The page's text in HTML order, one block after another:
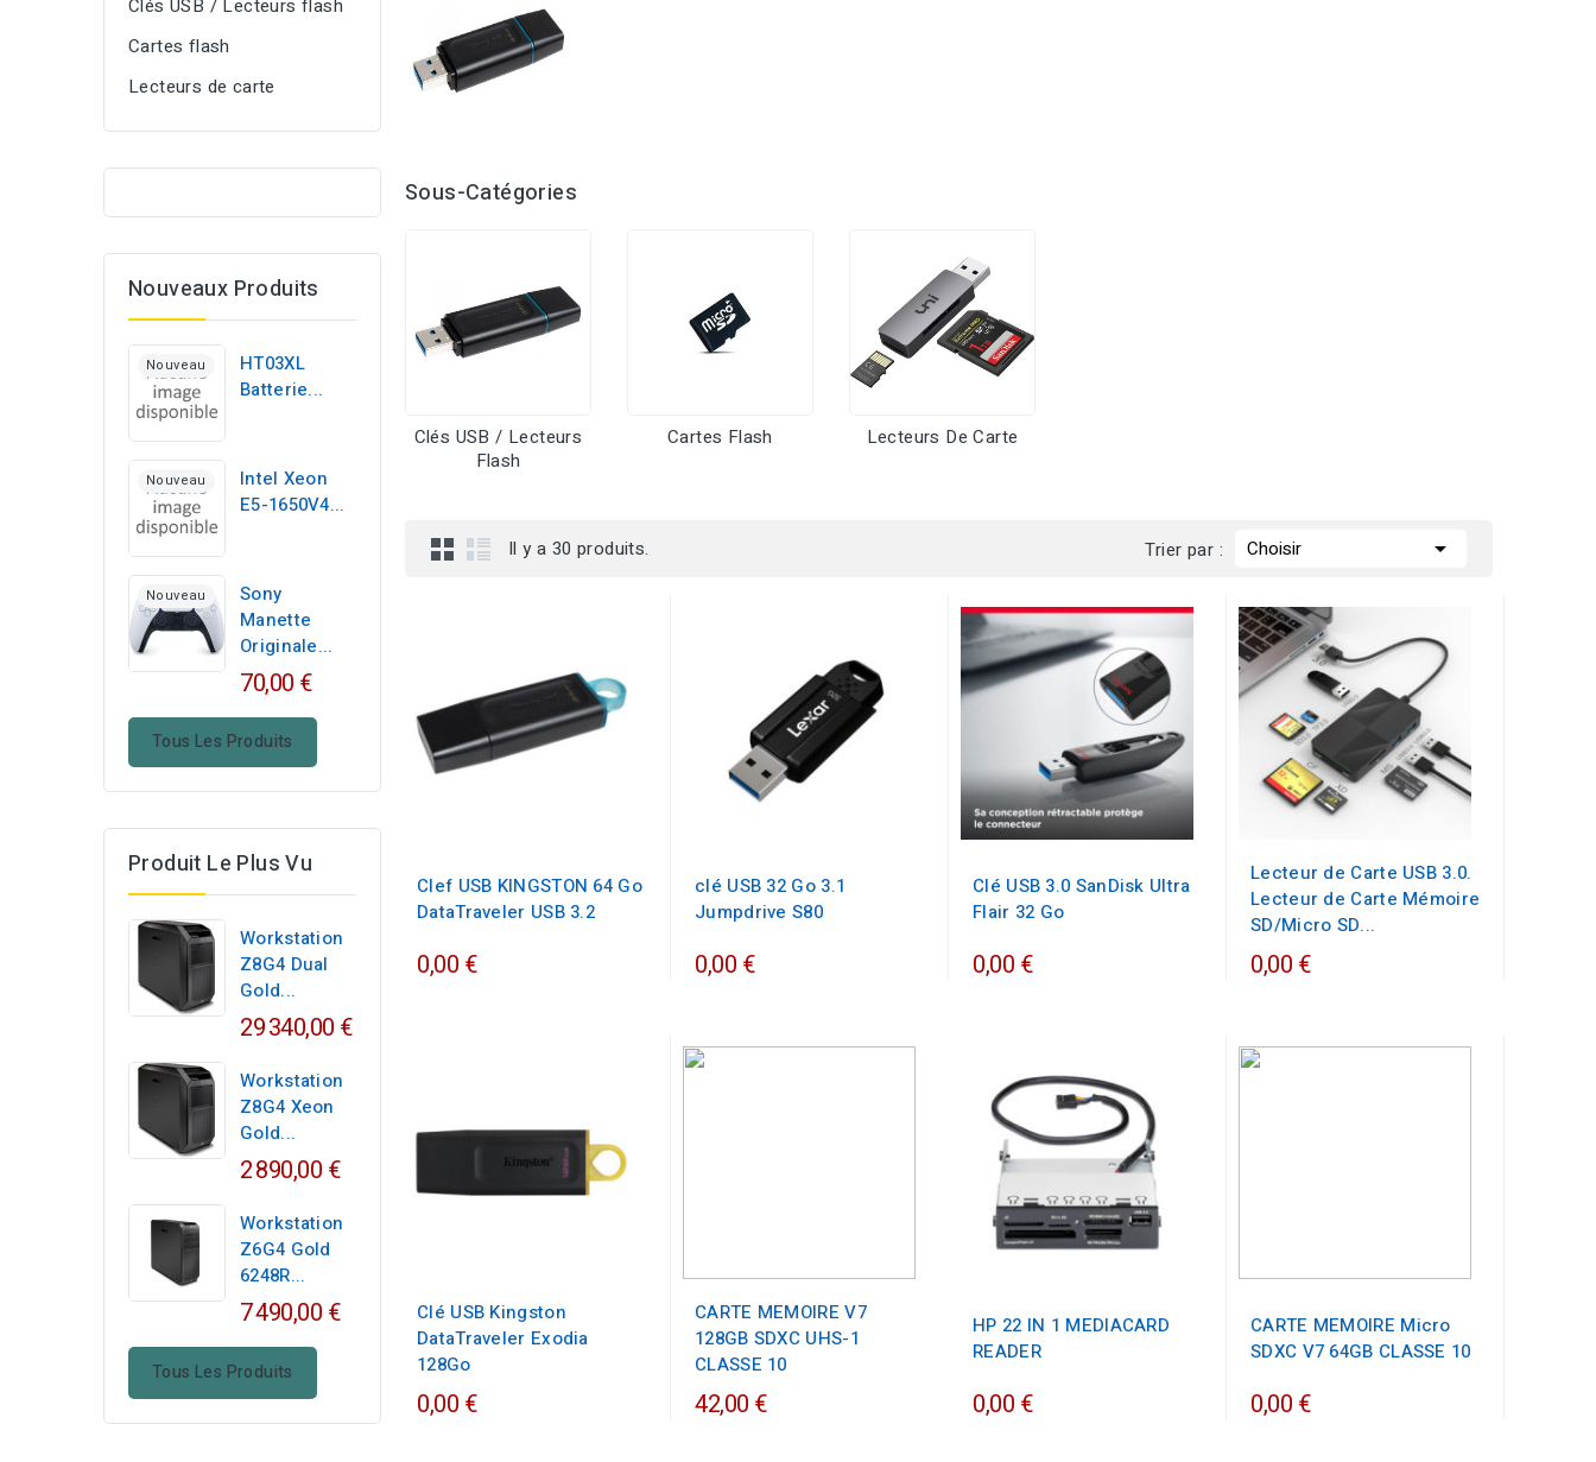
Clés USB / Lecteurs flash
Cartes flash
Lecteurs de carte
Nouveaux Produits
Nouveau
HT03XL
Batterie...
Nouveau
Intel Xeon
E5-1650V4...
Nouveau
Sony
Manette
Originale...
70,00 €
Tous Les Produits
Produit Le Plus Vu
Workstation
Z8G4 Dual
Gold...
29 340,00 €
Workstation
Z8G4 Xeon
Gold...
2 890,00 €
Workstation
Z6G4 Gold
6248R...
7 490,00 €
Tous Les Produits
Sous-Catégories
Clés USB / Lecteurs
Flash
Cartes Flash Lecteurs De Carte
Il y a 30 produits. Trier par : Choisir 
Clef USB KINGSTON 64 Go
DataTraveler USB 3.2
0,00 €
clé USB 32 Go 3.1
Jumpdrive S80
0,00 €
Clé USB 3.0 SanDisk Ultra
Flair 32 Go
0,00 €
Lecteur de Carte USB 3.0.
Lecteur de Carte Mémoire
SD/Micro SD...
0,00 €
Clé USB Kingston
DataTraveler Exodia
128Go
0,00 €
CARTE MEMOIRE V7
128GB SDXC UHS-1
CLASSE 10
42,00 €
HP 22 IN 1 MEDIACARD
READER
0,00 €
CARTE MEMOIRE Micro
SDXC V7 64GB CLASSE 10
0,00 €